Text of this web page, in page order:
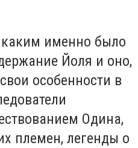
именно было
Йоля и оно,
особенности в
Одина,
племен, легенды о